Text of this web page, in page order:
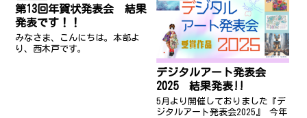
上の地域が多く、今シーズンの
福岡は「冬日（最低気温0度未
満）」...
第13回年賀状発表会 結果
発表です！！
みなさま、こんにちは。本部よ
り、西木戸です。
デジタルアート発表会
2025 結果発表!!
5月より開催しておりました『デ
ジタルアート発表会2025』 今年